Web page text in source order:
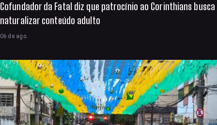
Cofundador da Fatal diz que patrocínio ao Corinthians busca
naturalizar conteúdo adulto
06 de ago.